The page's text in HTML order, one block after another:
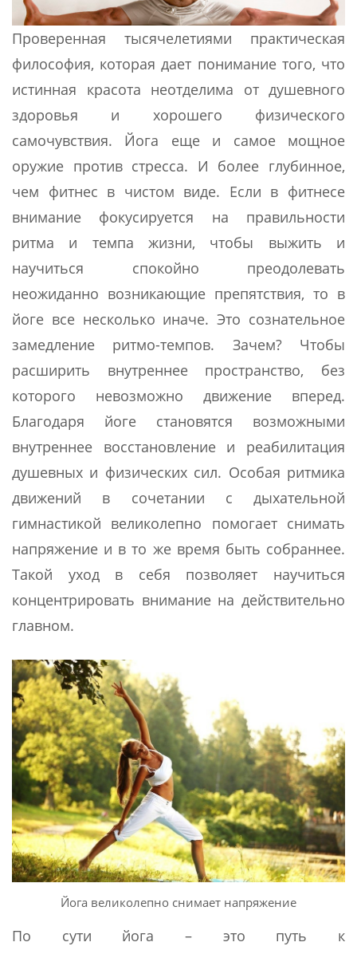
Проверенная тысячелетиями практическая
философия, которая дает понимание того, что
истинная красота неотделима от душевного
здоровья и хорошего физического
самочувствия. Йога еще и самое мощное
оружие против стресса. И более глубинное,
чем фитнес в чистом виде. Если в фитнесе
внимание фокусируется на правильности
ритма и темпа жизни, чтобы выжить и
научиться спокойно преодолевать
неожиданно возникающие препятствия, то в
йоге все несколько иначе. Это сознательное
замедление ритмо-темпов. Зачем? Чтобы
расширить внутреннее пространство, без
которого невозможно движение вперед.
Благодаря йоге становятся возможными
внутреннее восстановление и реабилитация
душевных и физических сил. Особая ритмика
движений в сочетании с дыхательной
гимнастикой великолепно помогает снимать
напряжение и в то же время быть собраннее.
Такой уход в себя позволяет научиться
концентрировать внимание на действительно
главном.
Йога великолепно снимает напряжение
По сути йога – это путь к